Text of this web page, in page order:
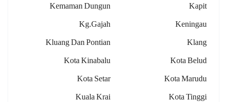
Kapit
Kemaman Dungun
Keningau
Kg.gajah
Klang
Kluang Dan Pontian
Kota Belud
Kota Kinabalu
Kota Marudu
Kota Setar
Kota Tinggi
Kuala Krai